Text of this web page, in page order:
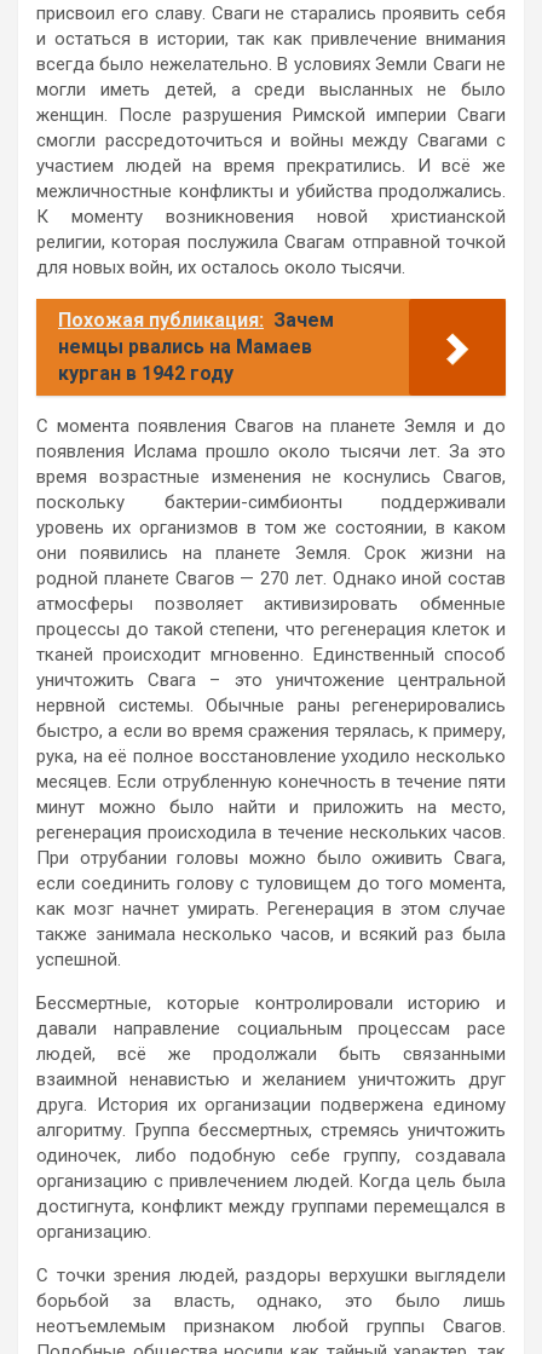
присвоил его славу. Сваги не старались проявить себя
и остаться в истории, так как привлечение внимания
всегда было нежелательно. В условиях Земли Сваги не
могли иметь детей, а среди высланных не было
женщин. После разрушения Римской империи Сваги
смогли рассредоточиться и войны между Свагами с
участием людей на время прекратились. И всё же
межличностные конфликты и убийства продолжались.
К моменту возникновения новой христианской
религии, которая послужила Свагам отправной точкой
для новых войн, их осталось около тысячи.
Похожая публикация: Зачем
немцы рвались на Мамаев
курган в 1942 году
С момента появления Свагов на планете Земля и до
появления Ислама прошло около тысячи лет. За это
время возрастные изменения не коснулись Свагов,
поскольку бактерии-симбионты поддерживали
уровень их организмов в том же состоянии, в каком
они появились на планете Земля. Срок жизни на
родной планете Свагов — 270 лет. Однако иной состав
атмосферы позволяет активизировать обменные
процессы до такой степени, что регенерация клеток и
тканей происходит мгновенно. Единственный способ
уничтожить Свага – это уничтожение центральной
нервной системы. Обычные раны регенерировались
быстро, а если во время сражения терялась, к примеру,
рука, на её полное восстановление уходило несколько
месяцев. Если отрубленную конечность в течение пяти
минут можно было найти и приложить на место,
регенерация происходила в течение нескольких часов.
При отрубании головы можно было оживить Свага,
если соединить голову с туловищем до того момента,
как мозг начнет умирать. Регенерация в этом случае
также занимала несколько часов, и всякий раз была
успешной.
Бессмертные, которые контролировали историю и
давали направление социальным процессам расе
людей, всё же продолжали быть связанными
взаимной ненавистью и желанием уничтожить друг
друга. История их организации подвержена единому
алгоритму. Группа бессмертных, стремясь уничтожить
одиночек, либо подобную себе группу, создавала
организацию с привлечением людей. Когда цель была
достигнута, конфликт между группами перемещался в
организацию.
С точки зрения людей, раздоры верхушки выглядели
борьбой за власть, однако, это было лишь
неотъемлемым признаком любой группы Свагов.